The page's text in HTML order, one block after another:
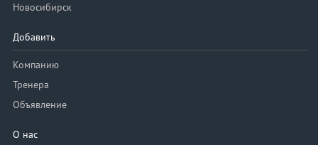
Новосибирск
Добавить
Компанию
Тренера
Объявление
О нас